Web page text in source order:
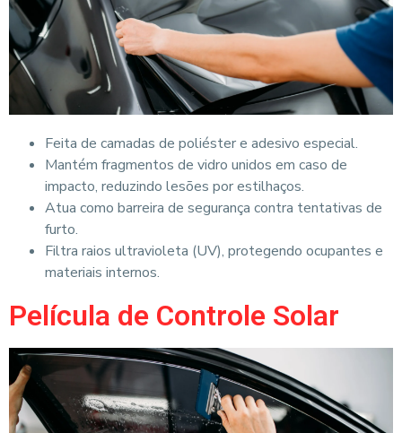
Feita de camadas de poliéster e adesivo especial.
Mantém fragmentos de vidro unidos em caso de
impacto, reduzindo lesões por estilhaços.
Atua como barreira de segurança contra tentativas de
furto.
Filtra raios ultravioleta (UV), protegendo ocupantes e
materiais internos.
Película de Controle Solar